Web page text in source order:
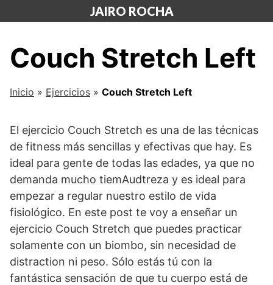
al
JAIRO ROCHA
Couch Stretch Left
Inicio » Ejercicios » Couch Stretch Left
El ejercicio Couch Stretch es una de las técnicas
de fitness más sencillas y efectivas que hay. Es
ideal para gente de todas las edades, ya que no
demanda mucho tiemAudtreza y es ideal para
empezar a regular nuestro estilo de vida
fisiológico. En este post te voy a enseñar un
ejercicio Couch Stretch que puedes practicar
solamente con un biombo, sin necesidad de
distraction ni peso. Sólo estás tú con la
fantástica sensación de que tu cuerpo está de